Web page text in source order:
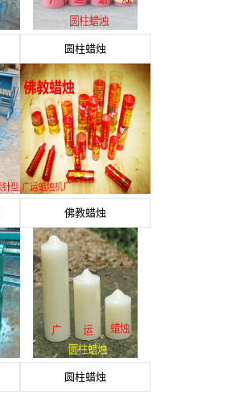
圆柱蜡烛
佛教蜡烛
圆柱蜡烛